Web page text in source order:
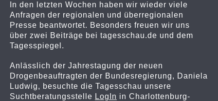
In den letzten Wochen haben wir wieder viele
Anfragen der regionalen und überregionalen
Presse beantwortet. Besonders freuen wir uns
über zwei Beiträge bei tagesschau.de und dem
Tagesspiegel.
Anlässlich der Jahrestagung der neuen
Drogenbeauftragten der Bundesregierung, Daniela
Ludwig, besuchte die Tagesschau unsere
Suchtberatungsstelle LogIn in Charlottenburg-